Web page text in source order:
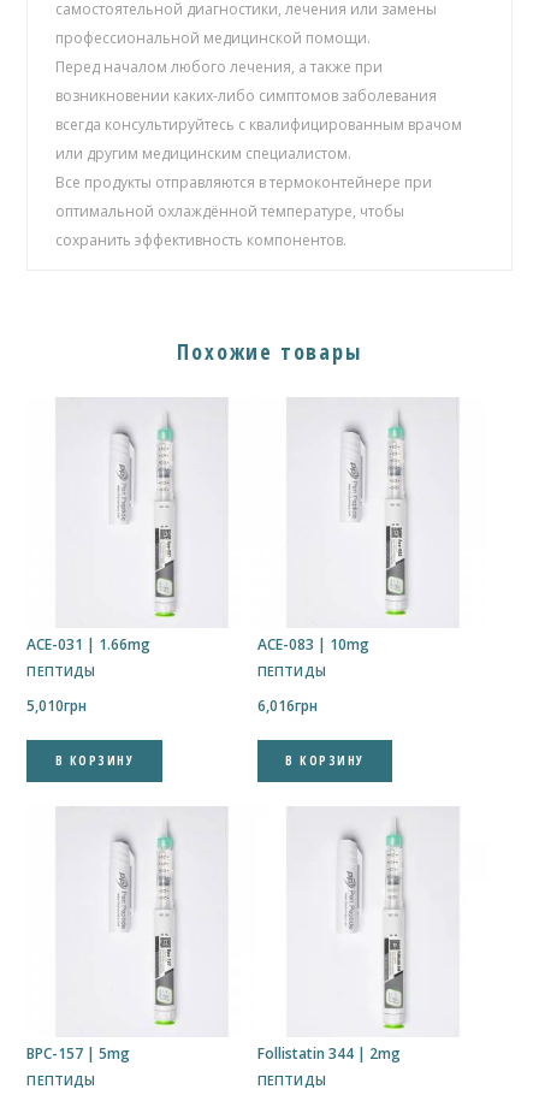
самостоятельной диагностики, лечения или замены
профессиональной медицинской помощи.
Перед началом любого лечения, а также при
возникновении каких-либо симптомов заболевания
всегда консультируйтесь с квалифицированным врачом
или другим медицинским специалистом.
Все продукты отправляются в термоконтейнере при
оптимальной охлаждённой температуре, чтобы
сохранить эффективность компонентов.
Похожие товары
ACE-031 | 1.66mg
ПЕПТИДЫ
5,010грн
В КОРЗИНУ
ACE-083 | 10mg
ПЕПТИДЫ
6,016грн
В КОРЗИНУ
BPC-157 | 5mg
ПЕПТИДЫ
Follistatin 344 | 2mg
ПЕПТИДЫ